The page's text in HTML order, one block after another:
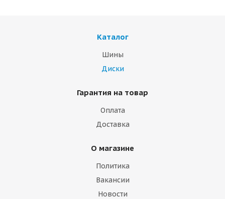
Каталог
Шины
Диски
Гарантия на товар
Оплата
Доставка
О магазине
Политика
Вакансии
Новости